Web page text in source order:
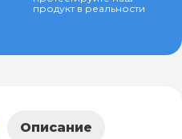
продукт в реальности
Описание